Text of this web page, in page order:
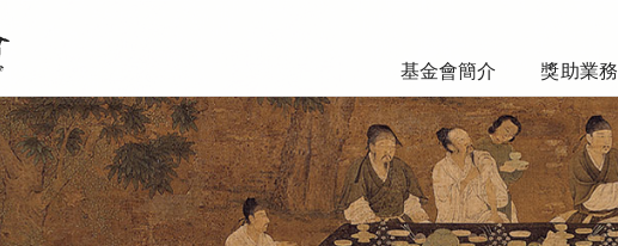
基金會簡介 獎助業務